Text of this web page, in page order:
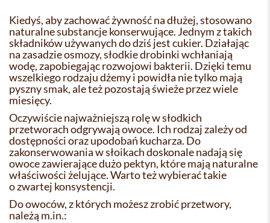
Kiedyś, aby zachować żywność na dłużej, stosowano
naturalne substancje konserwujące. Jednym z takich
składników używanych do dziś jest cukier. Działając
na zasadzie osmozy, słodkie drobinki wchłaniają
wodę, zapobiegając rozwojowi bakterii. Dzięki temu
wszelkiego rodzaju dżemy i powidła nie tylko mają
pyszny smak, ale też pozostają świeże przez wiele
miesięcy.
Oczywiście najważniejszą rolę w słodkich
przetworach odgrywają owoce. Ich rodzaj zależy od
dostępności oraz upodobań kucharza. Do
zakonserwowania w słoikach doskonale nadają się
owoce zawierające dużo pektyn, które mają naturalne
właściwości żelujące. Warto też wybierać takie
o zwartej konsystencji.
Do owoców, z których możesz zrobić przetwory,
należą m.in.: